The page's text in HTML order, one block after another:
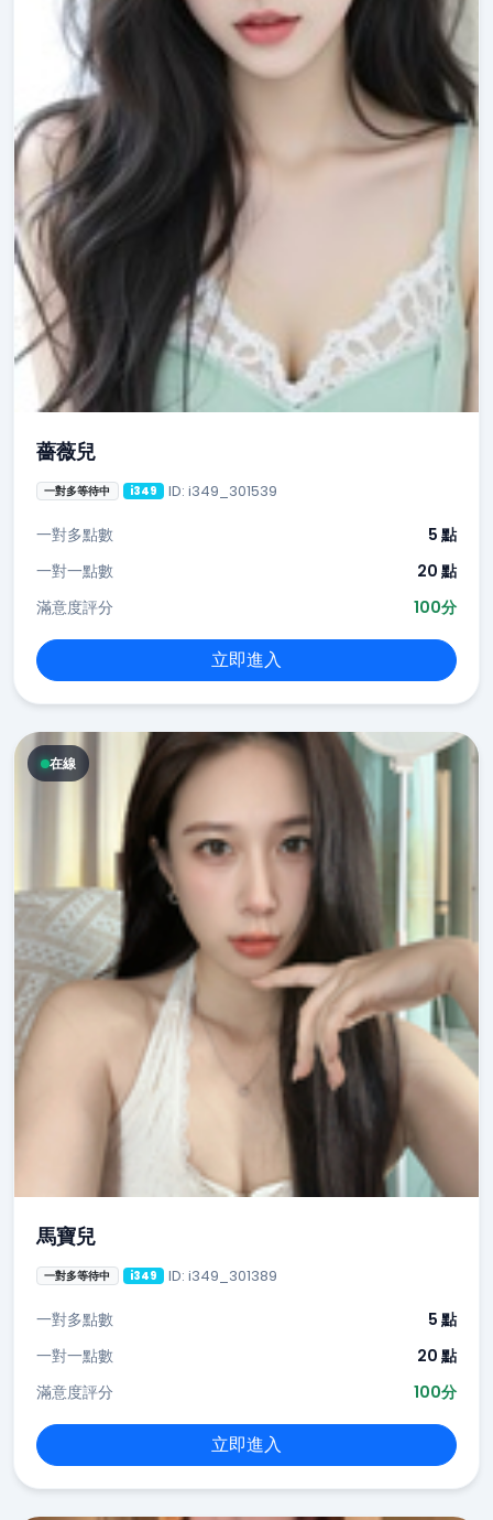
薔薇兒
一對多等待中 i349 ID: i349_301539
一對多點數
5 點
一對一點數
20 點
滿意度評分
100分
立即進入
在線
馬寶兒
一對多等待中 i349 ID: i349_301389
一對多點數
5 點
一對一點數
20 點
滿意度評分
100分
立即進入